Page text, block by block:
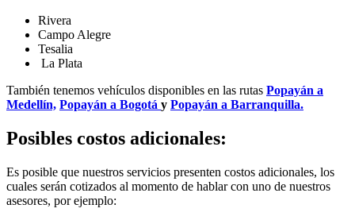
Rivera
Campo Alegre
Tesalia
La Plata
También tenemos vehículos disponibles en las rutas Popayán a
Medellín, Popayán a Bogotá y Popayán a Barranquilla.
Posibles costos adicionales:
Es posible que nuestros servicios presenten costos adicionales, los
cuales serán cotizados al momento de hablar con uno de nuestros
asesores, por ejemplo: